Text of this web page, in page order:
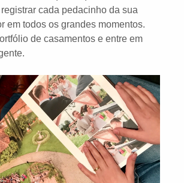
cada pedacinho da sua
em todos os grandes momentos.
de casamentos e entre em